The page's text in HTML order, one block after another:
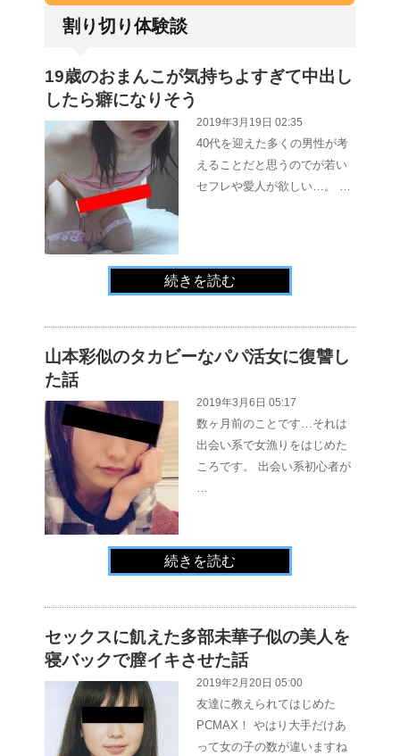
割り切り体験談
19歳のおまんこが気持ちよすぎて中出し
したら癖になりそう
2019年3月19日 02:35
40代を迎えた多くの男性が考
えることだと思うのでが若い
セフレや愛人が欲しい…。 …
続きを読む
山本彩似のタカビーなパパ活女に復讐し
た話
2019年3月6日 05:17
数ヶ月前のことです…それは
出会い系で女漁りをはじめた
ころです。 出会い系初心者が
続きを読む
セックスに飢えた多部未華子似の美人を
寝バックで膣イキさせた話
2019年2月20日 05:00
友達に教えられてはじめた
PCMAX！ やはり大手だけあ
って女の子の数が違いますね